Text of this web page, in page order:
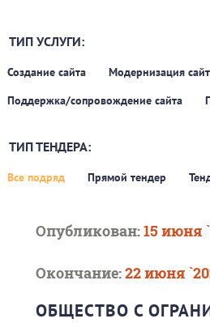
ТИП УСЛУГИ:
Создание сайта
Модернизация
Поддержка/сопровождение сайта
ТИП ТЕНДЕРА:
Все подряд Прямой тендер
Опубликован:15 июня
Окончание:22 июня
ОБЩЕСТВО С